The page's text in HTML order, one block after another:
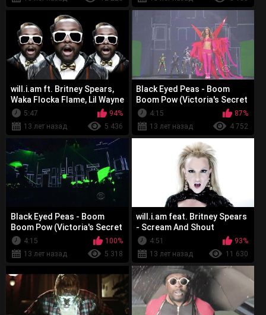
will.i.am ft. Britney Spears,
Waka Flocka Flame, Lil Wayne
- Scream & Shout
5:47
94%
13 лет назад
5 436
Black Eyed Peas - Boom
Boom Pow (Victoria's Secret
Fashion Show) 1
4:15
87%
13 лет назад
4 752
Black Eyed Peas - Boom
Boom Pow (Victoria's Secret
Fashion Show)
4:15
100%
13 лет назад
5 318
will.i.am feat. Britney Spears
- Scream And Shout
4:51
93%
13 лет назад
11 630